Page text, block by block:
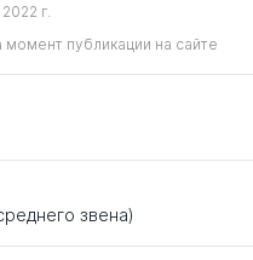
г.
публикации на сайте
звена)